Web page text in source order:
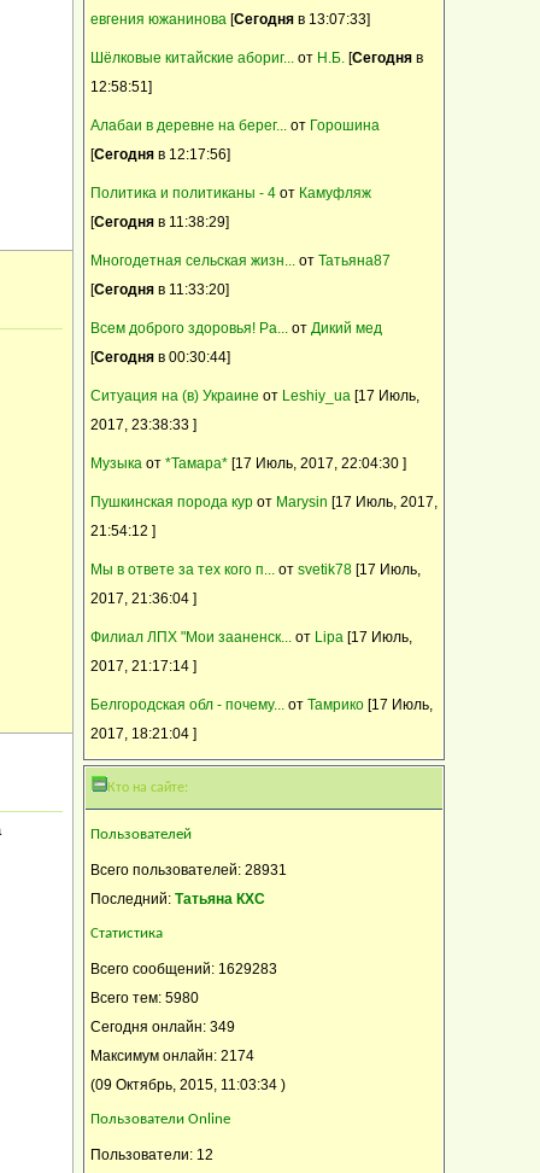
минимясная палевая- инкуб.яйцо, цыплята
Продаю домик в деревне
Предлагаем качественный ремонт в
квартире, коттедже, офисе, магазине
Щенки - метисы кавказской овчарки
евгения южанинова [Сегодня в 13:07:33]
Шёлковые китайские абориг... от Н.Б. [Сегодня в
12:58:51]
Алабаи в деревне на берег... от Горошина
[Сегодня в 12:17:56]
Политика и политиканы - 4 от Камуфляж
[Сегодня в 11:38:29]
Многодетная сельская жизн... от Татьяна87
[Сегодня в 11:33:20]
Всем доброго здоровья! Ра... от Дикий мед
[Сегодня в 00:30:44]
Ситуация на (в) Украине от Leshiy_ua [17 Июль,
2017, 23:38:33 ]
Музыка от *Тамара* [17 Июль, 2017, 22:04:30 ]
Пушкинская порода кур от Marysin [17 Июль, 2017,
21:54:12 ]
Мы в ответе за тех кого п... от svetik78 [17 Июль,
2017, 21:36:04 ]
Филиал ЛПХ "Мои зааненск... от Lipa [17 Июль,
2017, 21:17:14 ]
Белгородская обл - почему... от Тамрико [17 Июль,
2017, 18:21:04 ]
Кто на сайте:
Пользователей
Всего пользователей: 28931
Последний: Татьяна КХС
Статистика
Всего сообщений: 1629283
Всего тем: 5980
Сегодня онлайн: 349
Максимум онлайн: 2174
(09 Октябрь, 2015, 11:03:34 )
Пользователи Online
Пользователи: 12